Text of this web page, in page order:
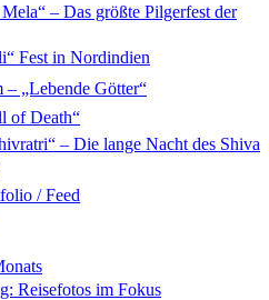
– Das größte Pilgerfest der
Fest in Nordindien
„Lebende Götter“
of Death“
– Die lange Nacht des Shiva
/ Feed
Reisefotos im Fokus